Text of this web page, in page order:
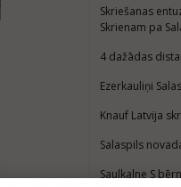
Skriešanas
Skrienam pa
4 dažādas
Ezerkauliņi
Knauf Latvija
Salaspils
Saulkalne S